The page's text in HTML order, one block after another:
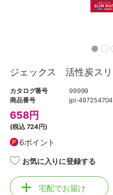
ジェックス 活性炭ス
カタログ番号
99999
商品番号
jpl-
658円
(税込724円)
6ポイント
お気に入りに登録する
宅配でお届け